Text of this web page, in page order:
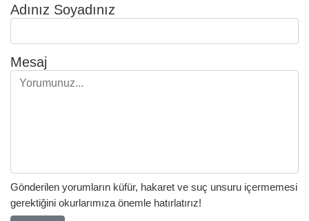
Adınız Soyadınız
Mesaj
Gönderilen yorumların küfür, hakaret ve suç unsuru içermemesi
gerektiğini okurlarımıza önemle hatırlatırız!